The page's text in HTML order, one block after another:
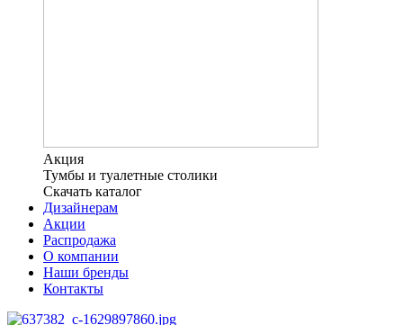
Акция
Тумбы и туалетные столики
Скачать каталог
Дизайнерам
Акции
Распродажа
О компании
Наши бренды
Контакты